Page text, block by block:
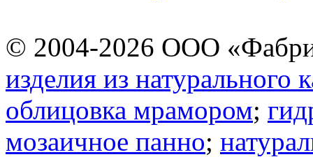
© 2004-2026 ООО
изделия из
облицовка мрамором;
мозаичное панно;